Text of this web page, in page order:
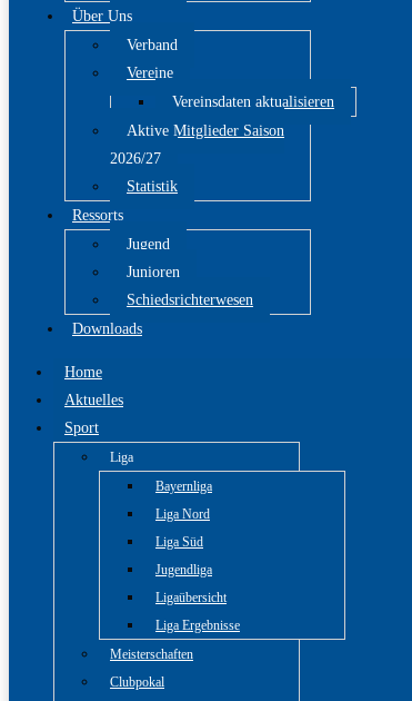
Über Uns
Verband
Vereine
Vereinsdaten aktualisieren
Aktive Mitglieder Saison
2026/27
Statistik
Ressorts
Jugend
Junioren
Schiedsrichterwesen
Downloads
Home
Aktuelles
Sport
Liga
Bayernliga
Liga Nord
Liga Süd
Jugendliga
Ligaübersicht
Liga Ergebnisse
Meisterschaften
Clubpokal